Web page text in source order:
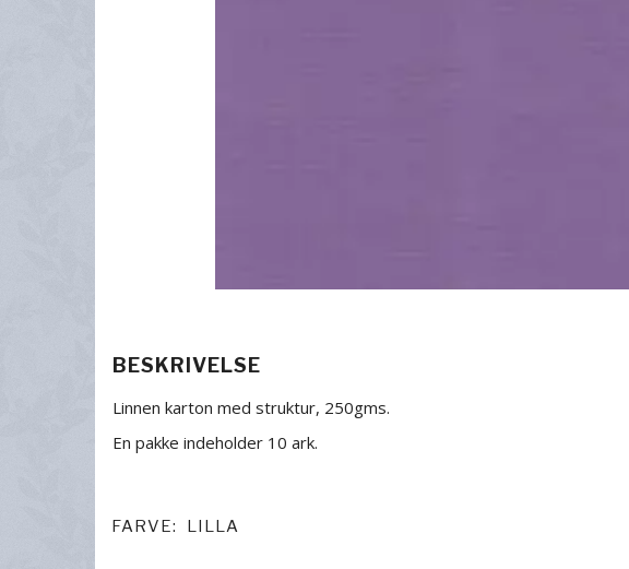
BESKRIVELSE
Linnen karton med struktur, 250gms.
En pakke indeholder 10 ark.
FARVE: LILLA